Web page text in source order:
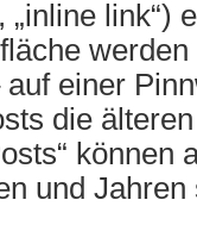
„inline link“)
auf einer
die
können
und